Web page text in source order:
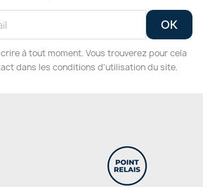
à tout moment. Vous trouverez pour cela
dans les conditions d'utilisation du site.